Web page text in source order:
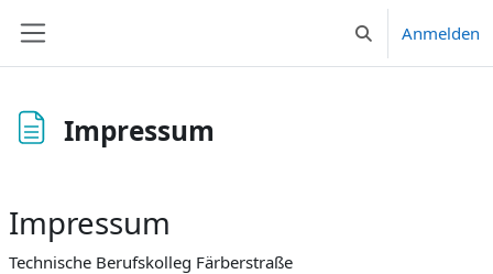
Sucheingabe
Anmelden
Impressum
Impressum
Technische Berufskolleg Färberstraße